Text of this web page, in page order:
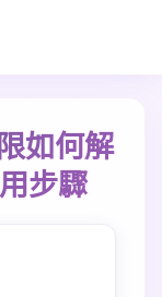
如何解
步驟